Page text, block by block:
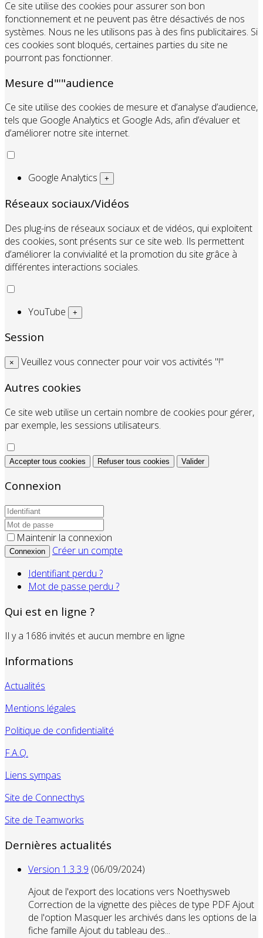
Ce site utilise des cookies pour assurer son bon
fonctionnement et ne peuvent pas être désactivés de nos
systèmes. Nous ne les utilisons pas à des fins publicitaires. Si
ces cookies sont bloqués, certaines parties du site ne
pourront pas fonctionner.
Mesure d"'"audience
Ce site utilise des cookies de mesure et d’analyse d’audience,
tels que Google Analytics et Google Ads, afin d’évaluer et
d’améliorer notre site internet.
Google Analytics +
Réseaux sociaux/Vidéos
Des plug-ins de réseaux sociaux et de vidéos, qui exploitent
des cookies, sont présents sur ce site web. Ils permettent
d’améliorer la convivialité et la promotion du site grâce à
différentes interactions sociales.
YouTube +
Session
× Veuillez vous connecter pour voir vos activités "!"
Autres cookies
Ce site web utilise un certain nombre de cookies pour gérer,
par exemple, les sessions utilisateurs.
Accepter tous cookies Refuser tous cookies Valider
Connexion
Maintenir la connexion
Connexion
Créer un compte
Identifiant perdu ?
Mot de passe perdu ?
Qui est en ligne ?
Il y a 1686 invités et aucun membre en ligne
Informations
Actualités
Mentions légales
Politique de confidentialité
F.A.Q.
Liens sympas
Site de Connecthys
Site de Teamworks
Dernières actualités
Version 1.3.3.9 (06/09/2024)
Ajout de l'export des locations vers Noethysweb
Correction de la vignette des pièces de type PDF Ajout
de l'option Masquer les archivés dans les options de la
fiche famille Ajout du tableau des...